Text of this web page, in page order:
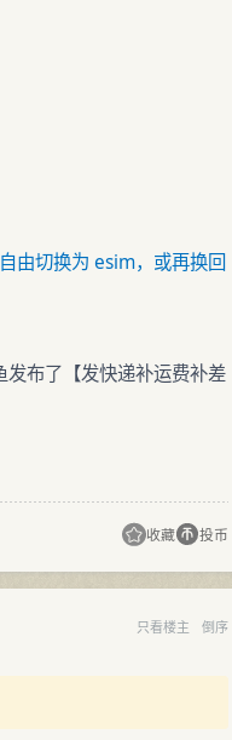
由切换为 esim，或再换回
发布了【发快递补运费补差
收藏 投币
只看楼主 倒序